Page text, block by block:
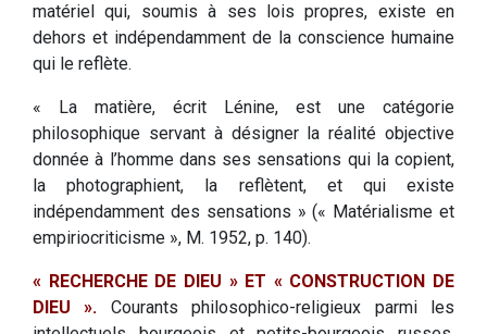
matériel qui, soumis à ses lois propres, existe en
dehors et indépendamment de la conscience humaine
qui le reflète.
« La matière, écrit Lénine, est une catégorie
philosophique servant à désigner la réalité objective
donnée à l’homme dans ses sensations qui la copient,
la photographient, la reflètent, et qui existe
indépendamment des sensations » (« Matérialisme et
empiriocriticisme », M. 1952, p. 140).
« RECHERCHE DE DIEU » ET « CONSTRUCTION DE
DIEU ». Courants philosophico-religieux parmi les